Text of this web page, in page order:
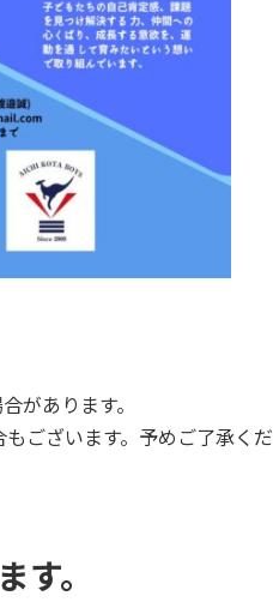
があります。
ございます。予めご了承くだ
。